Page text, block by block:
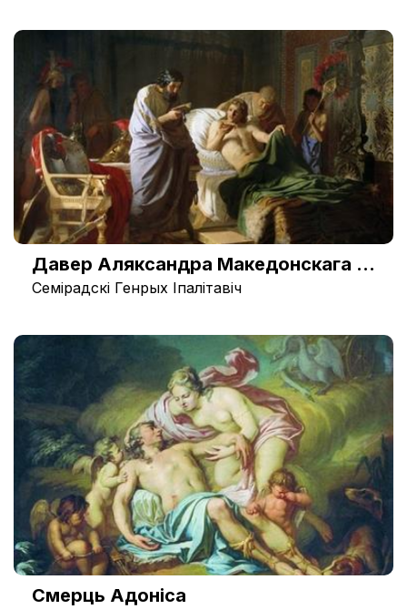
Давер Аляксандра Македонскага да ўрача Філіпа
Семірадскі Генрых Іпалітавіч
Смерць Адоніса